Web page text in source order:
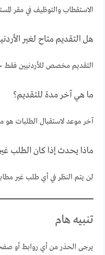
الاستقطاب والتوظيف في مقر
هل التقديم متاح لغير
التقديم مخصص للأردنيين فقط
ما هي آخر مدة للتقديم؟
آخر موعد لاستقبال الطلبات هو مساء
ماذا يحدث إذا كان الطلب
لن يتم النظر في أي طلب غير
تنبيه هام
يرجى الحذر من أي روابط أو